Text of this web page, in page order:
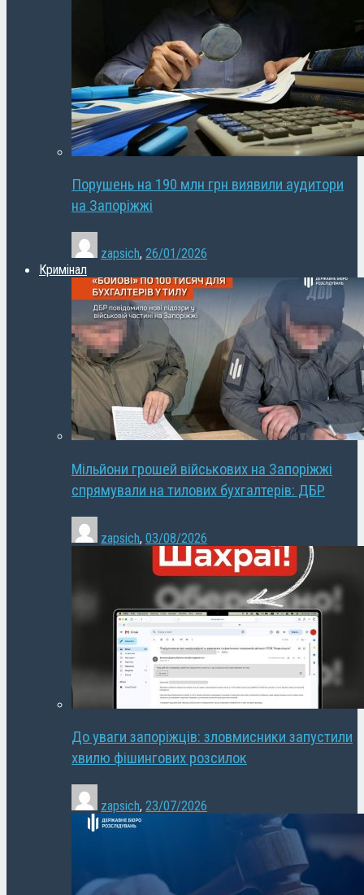
Порушень на 190 млн грн виявили аудитори
на Запоріжжі
zapsich, 26/01/2026
Кримінал
Мільйони грошей військових на Запоріжжі
спрямували на тилових бухгалтерів: ДБР
zapsich, 03/08/2026
До уваги запоріжців: зловмисники запустили
хвилю фішингових розсилок
zapsich, 23/07/2026